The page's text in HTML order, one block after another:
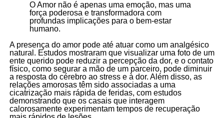
O Amor não é apenas uma emoção, mas uma
força poderosa e transformadora com
profundas implicações para o bem-estar
humano.
A presença do amor pode até atuar como um analgésico
natural. Estudos mostraram que visualizar uma foto de um
ente querido pode reduzir a percepção da dor, e o contato
físico, como segurar a mão de um parceiro, pode diminuir
a resposta do cérebro ao stress e à dor. Além disso, as
relações amorosas têm sido associadas a uma
cicatrização mais rápida de feridas, com estudos
demonstrando que os casais que interagem
calorosamente experimentam tempos de recuperação